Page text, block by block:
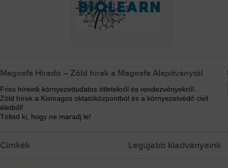
Magosfa Híradó – Zöld hírek a Magosfa Alapítványtól
Friss híreink környezettudatos ötletekről és rendezvényekről…
Zöld hírek a Kismagos oktatóközpontból és a környezetvédő civil
életből!
Töltsd ki, hogy ne maradj le!
Címkék Legújabb kiadványaink